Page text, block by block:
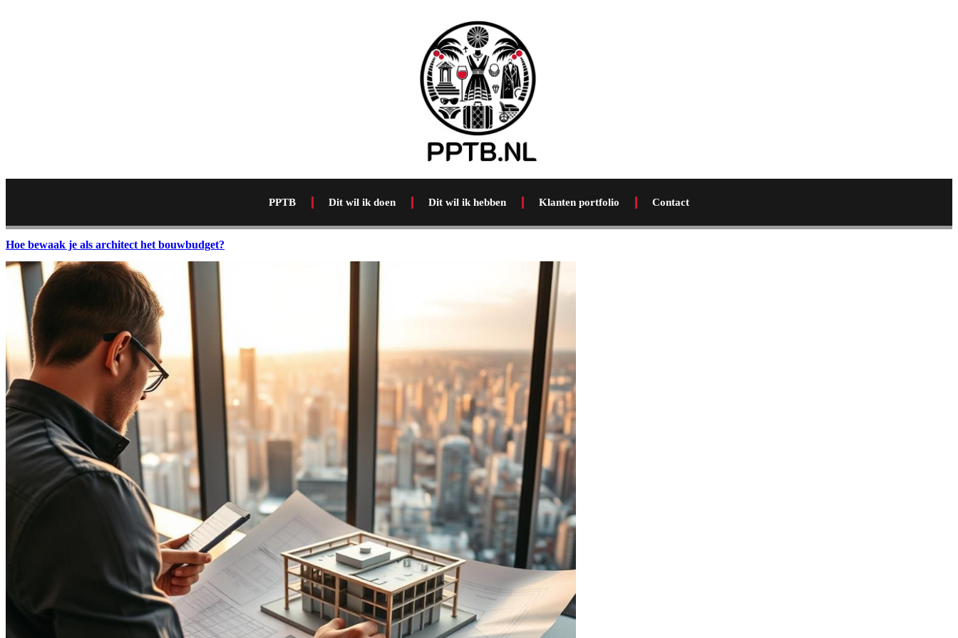
PPTB Dit wil ik doen Dit wil ik hebben Klanten portfolio Contact
Hoe bewaak je als architect het bouwbudget?